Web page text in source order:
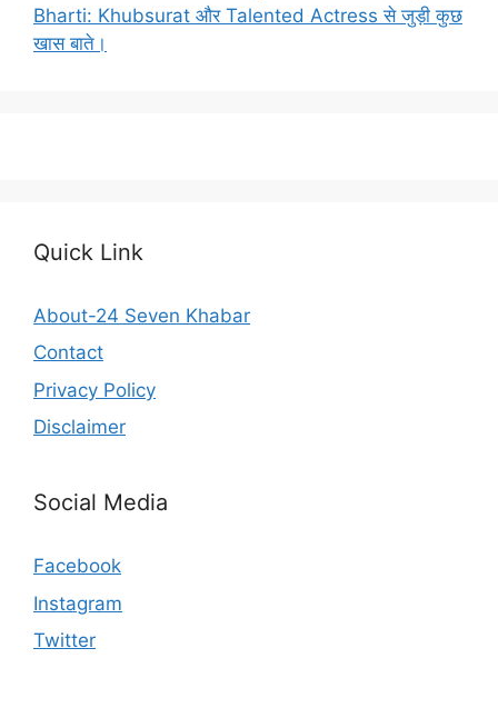
Bharti: Khubsurat और Talented Actress से जुड़ी कुछ
खास बाते।
Quick Link
About-24 Seven Khabar
Contact
Privacy Policy
Disclaimer
Social Media
Facebook
Instagram
Twitter